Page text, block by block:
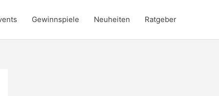
Gewinnspiele Neuheiten Ratgeber